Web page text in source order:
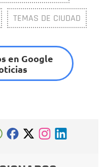
TEMAS DE CIUDAD
en Google